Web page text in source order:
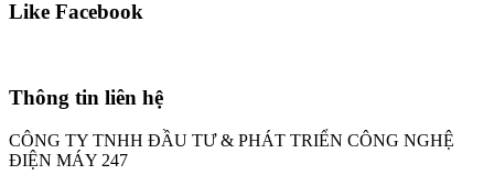
Like Facebook
Thông tin liên hệ
CÔNG TY TNHH ĐẦU TƯ & PHÁT TRIỂN CÔNG NGHỆ
ĐIỆN MÁY 247